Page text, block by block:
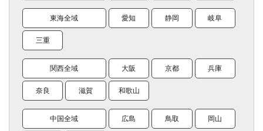
東海全域 愛知 静岡 岐阜
三重
関西全域 大阪 京都 兵庫
奈良 滋賀 和歌山
中国全域 広島 鳥取 岡山